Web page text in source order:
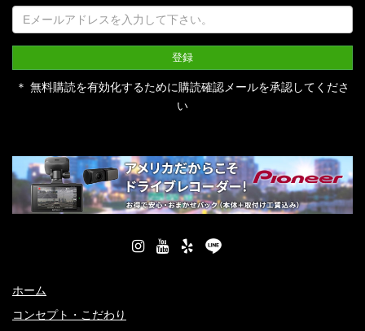
＊ 無料購読を有効化するために購読確認メールを承認してくださ
い
ホーム
コンセプト・こだわり